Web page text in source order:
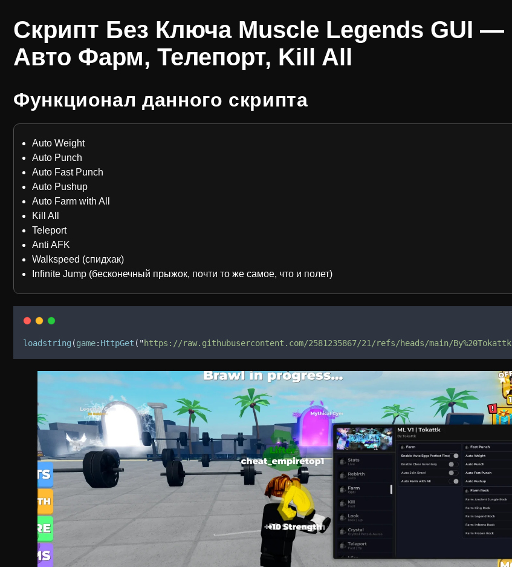
Скрипт Без Ключа Muscle Legends GUI —
Авто Фарм, Телепорт, Kill All
Функционал данного скрипта
Auto Weight
Auto Punch
Auto Fast Punch
Auto Pushup
Auto Farm with All
Kill All
Teleport
Anti AFK
Walkspeed (спидхак)
Infinite Jump (бесконечный прыжок, почти то же самое, что и полет)
loadstring (game: HttpGet ( "https://raw.githubusercontent.com/2581235867/21/refs/heads/main/By%20Tokattk